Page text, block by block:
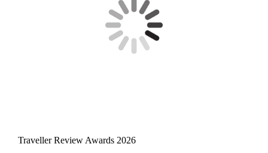
Traveller Review Awards 2026